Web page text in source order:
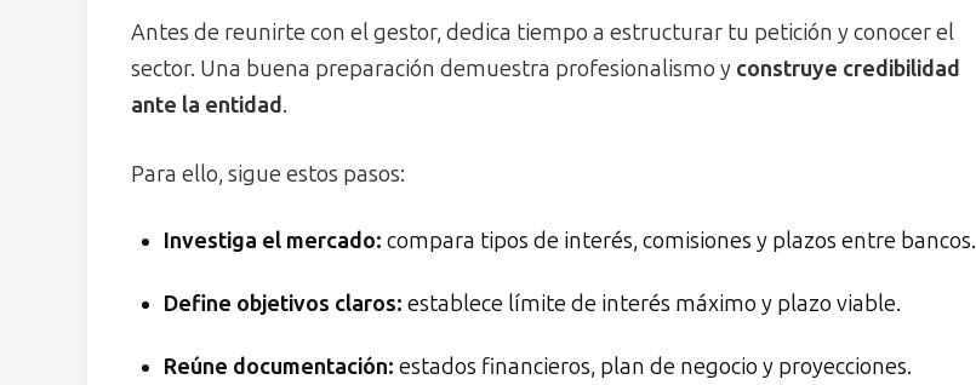
Antes de reunirte con el gestor, dedica tiempo a estructurar tu petición y conocer el
sector. Una buena preparación demuestra profesionalismo y construye credibilidad
ante la entidad.
Para ello, sigue estos pasos:
Investiga el mercado: compara tipos de interés, comisiones y plazos entre bancos.
Define objetivos claros: establece límite de interés máximo y plazo viable.
Reúne documentación: estados financieros, plan de negocio y proyecciones.